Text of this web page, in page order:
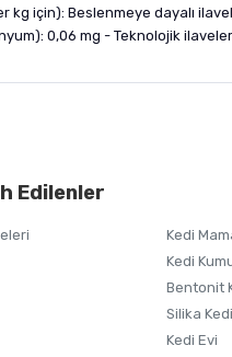
kg için): Beslenmeye dayalı
0,06 mg - Teknolojik
eksik bilgiler bulunuyor.
diğer sitelerden daha pahalı.
farklı alternatifler olmalı.
Edilenler
Kedi
Kedi
Bentonit
Silika
Kedi Evi